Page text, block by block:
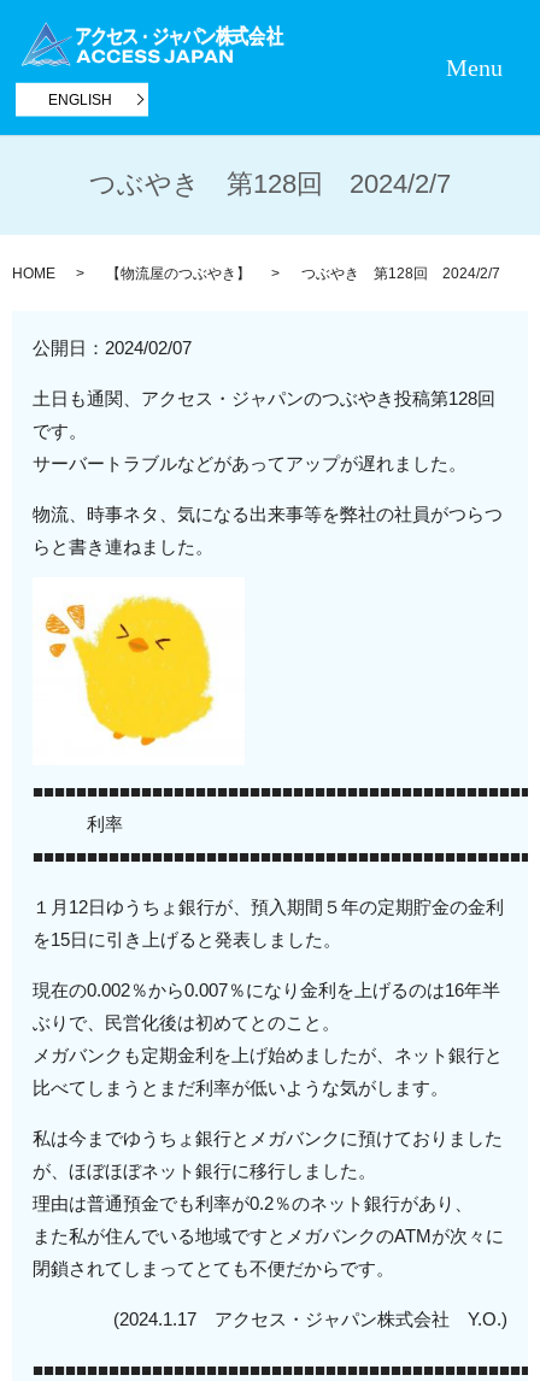
ENGLISH
Menu
つぶやき 第128回 2024/2/7
HOME 【物流屋のつぶやき】 つぶやき 第128回 2024/2/7
公開日： 2024/02/07
土日も通関、アクセス・ジャパンのつぶやき投稿第128回
です。
サーバートラブルなどがあってアップが遅れました。
物流、時事ネタ、気になる出来事等を弊社の社員がつらつ
らと書き連ねました。
■■■■■■■■■■■■■■■■■■■■■■■■■■■■■■■■■■■■■■■■■■■■■■
利率
■■■■■■■■■■■■■■■■■■■■■■■■■■■■■■■■■■■■■■■■■■■■■■
１月12日ゆうちょ銀行が、預入期間５年の定期貯金の金利
を15日に引き上げると発表しました。
現在の0.002％から0.007％になり金利を上げるのは16年半
ぶりで、民営化後は初めてとのこと。
メガバンクも定期金利を上げ始めましたが、ネット銀行と
比べてしまうとまだ利率が低いような気がします。
私は今までゆうちょ銀行とメガバンクに預けておりました
が、ほぼほぼネット銀行に移行しました。
理由は普通預金でも利率が0.2％のネット銀行があり、
また私が住んでいる地域ですとメガバンクのATMが次々に
閉鎖されてしまってとても不便だからです。
(2024.1.17 アクセス・ジャパン株式会社 Y.O.)
■■■■■■■■■■■■■■■■■■■■■■■■■■■■■■■■■■■■■■■■■■■■■■